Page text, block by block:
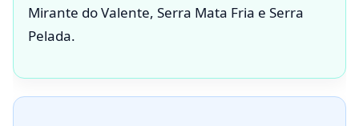
Mirante do Valente, Serra Mata Fria e Serra
Pelada.